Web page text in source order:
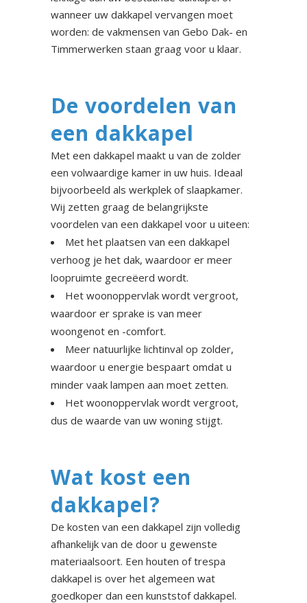
wanneer uw dakkapel vervangen moet
worden: de vakmensen van Gebo Dak- en
Timmerwerken staan graag voor u klaar.
De voordelen van
een dakkapel
Met een dakkapel maakt u van de zolder
een volwaardige kamer in uw huis. Ideaal
bijvoorbeeld als werkplek of slaapkamer.
Wij zetten graag de belangrijkste
voordelen van een dakkapel voor u uiteen:
Met het plaatsen van een dakkapel
verhoog je het dak, waardoor er meer
loopruimte gecreëerd wordt.
Het woonoppervlak wordt vergroot,
waardoor er sprake is van meer
woongenot en -comfort.
Meer natuurlijke lichtinval op zolder,
waardoor u energie bespaart omdat u
minder vaak lampen aan moet zetten.
Het woonoppervlak wordt vergroot,
dus de waarde van uw woning stijgt.
Wat kost een
dakkapel?
De kosten van een dakkapel zijn volledig
afhankelijk van de door u gewenste
materiaalsoort. Een houten of trespa
dakkapel is over het algemeen wat
goedkoper dan een kunststof dakkapel.